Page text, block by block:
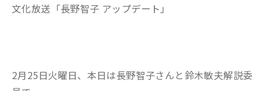
文化放送「長野智子 アップデート」
2月25日火曜日、本日は長野智子さんと鈴木敏夫解説委